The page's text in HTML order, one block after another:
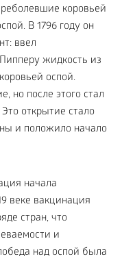
коровьей
В 1796 году он
ввел
жидкость из
оспой.
но после этого стал
открытие стало
и положило начало
начала
веке вакцинация
стран, что
и
над оспой была